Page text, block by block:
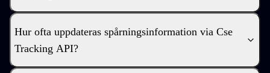
Hur ofta uppdateras spårningsinformation via Cse
Tracking API?